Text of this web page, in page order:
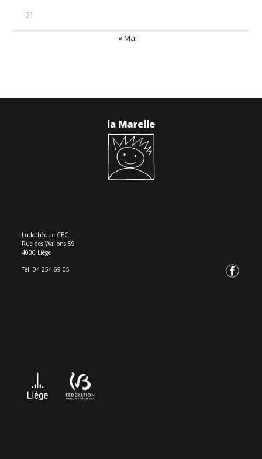
31
« Mai
Ludothèque CEC.
Rue des Wallons 59
4000 Liège
Tél. 04 254 69 05